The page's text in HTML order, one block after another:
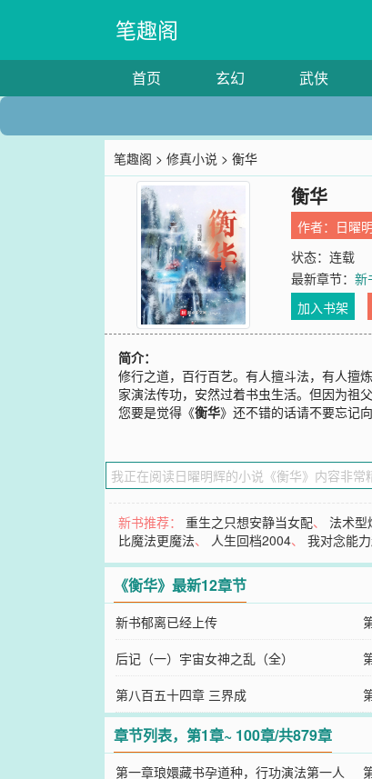
笔趣阁
首页 玄幻 武侠
笔趣阁 >修真小说 > 衡华
衡华
作者： 日曜
状态：连载
最新章节：新
加入书架
简介：
修行之道，百行百艺。有人擅斗法，有人擅
家演法传功，安然过着书虫生活。但因为祖
您要是觉得《衡华》还不错的话请不要忘记
新书推荐：重生之只想安静当女配、 法术型
比魔法更魔法、 人生回档2004、我对念能
《衡华》最新12章节
新书郁离已经上传
后记（一）宇宙女神之乱（全）
第八百五十四章 三界成
章节列表，第1章~ 100章/共879章
第一章琅嬛藏书孕道种，行功演法第一人